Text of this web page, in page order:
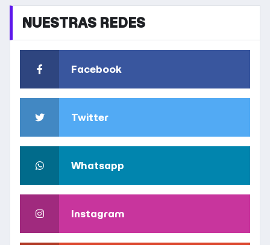
NUESTRAS REDES
Facebook
Twitter
Whatsapp
Instagram